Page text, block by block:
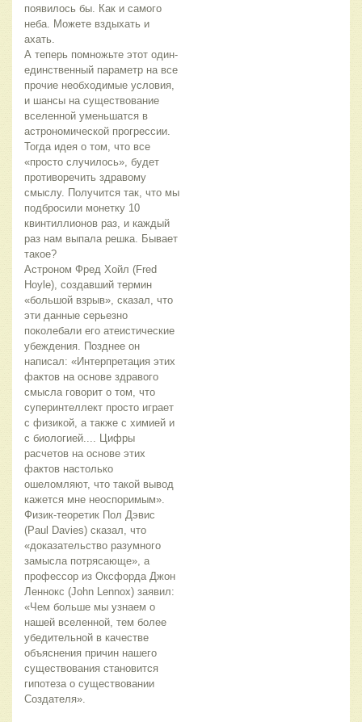
появилось бы. Как и самого
неба. Можете вздыхать и
ахать.
А теперь помножьте этот один-
единственный параметр на все
прочие необходимые условия,
и шансы на существование
вселенной уменьшатся в
астрономической прогрессии.
Тогда идея о том, что все
«просто случилось», будет
противоречить здравому
смыслу. Получится так, что мы
подбросили монетку 10
квинтиллионов раз, и каждый
раз нам выпала решка. Бывает
такое?
Астроном Фред Хойл (Fred
Hoyle), создавший термин
«большой взрыв», сказал, что
эти данные серьезно
поколебали его атеистические
убеждения. Позднее он
написал: «Интерпретация этих
фактов на основе здравого
смысла говорит о том, что
суперинтеллект просто играет
с физикой, а также с химией и
с биологией.... Цифры
расчетов на основе этих
фактов настолько
ошеломляют, что такой вывод
кажется мне неоспоримым».
Физик-теоретик Пол Дэвис
(Paul Davies) сказал, что
«доказательство разумного
замысла потрясающе», а
профессор из Оксфорда Джон
Леннокс (John Lennox) заявил:
«Чем больше мы узнаем о
нашей вселенной, тем более
убедительной в качестве
объяснения причин нашего
существования становится
гипотеза о существовании
Создателя».